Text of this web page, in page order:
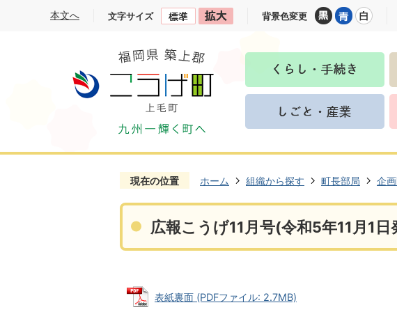
本文へ 文字サイズ 背景色変更
現在の位置 ホーム 組織から探す 町長部局 企
広報こうげ11月号(令和5年11月1日
表紙裏面 (PDFファイル: 2.7MB)